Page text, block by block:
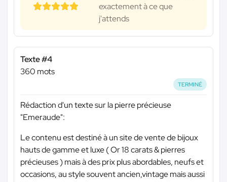
exactement à ce que
j'attends
Texte #4
360 mots
TERMINÉ
Rédaction d'un texte sur la pierre précieuse
"Emeraude":
Le contenu est destiné à un site de vente de bijoux
hauts de gamme et luxe ( Or 18 carats & pierres
précieuses ) mais à des prix plus abordables, neufs et
occasions, au style souvent ancien,vintage mais aussi